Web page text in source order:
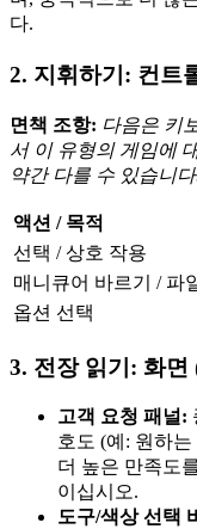
다.
2. 지휘하기: 컨트
면책 조항: 다음은 키
서 이 유형의 게임에
약간 다를 수 있습니
액션 / 목적
선택 / 상호 작용
매니큐어 바르기 / 파
옵션 선택
3. 전장 읽기: 화면
고객 요청 패널:
호도 (예: 원하
더 높은 만족도
이십시오.
도구/색상 선택